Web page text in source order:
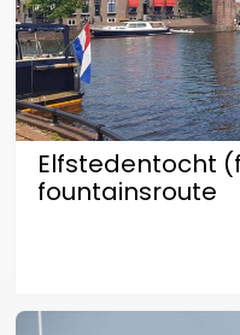
Elfstedentocht
fountainsroute